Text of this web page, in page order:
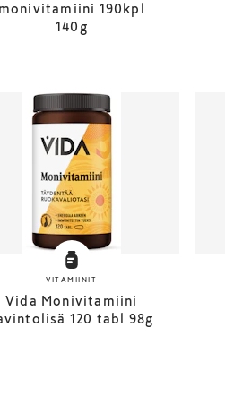
monivitamiini 190kpl
140g
VITAMIINIT
Vida Monivitamiini
120 tabl 98g